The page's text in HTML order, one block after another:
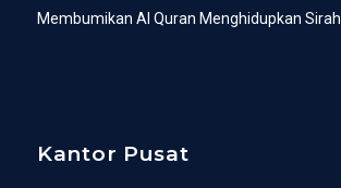
Membumikan Al Quran Menghidupkan Sirah
Kantor Pusat